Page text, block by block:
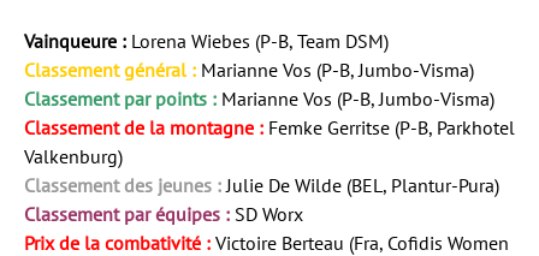
Vainqueure : Lorena Wiebes (P-B, Team DSM)
Classement général : Marianne Vos (P-B, Jumbo-Visma)
Classement par points : Marianne Vos (P-B, Jumbo-Visma)
Classement de la montagne : Femke Gerritse (P-B, Parkhotel
Valkenburg)
Classement des jeunes : Julie De Wilde (BEL, Plantur-Pura)
Classement par équipes : SD Worx
Prix de la combativité : Victoire Berteau (Fra, Cofidis Women